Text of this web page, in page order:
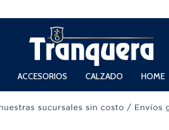
ACCESORIOS CALZADO HOME